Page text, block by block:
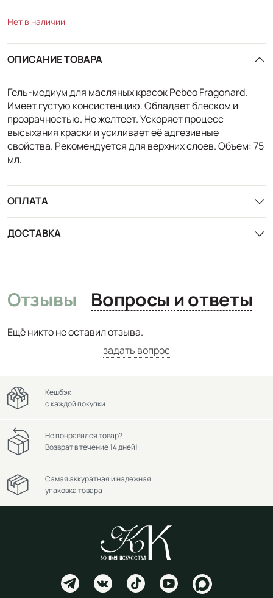
Нет в наличии
ОПИСАНИЕ ТОВАРА
Гель-медиум для масляных красок Pebeo Fragonard.
Имеет густую консистенцию. Обладает блеском и
прозрачностью. Не желтеет. Ускоряет процесс
высыхания краски и усиливает её адгезивные
свойства. Рекомендуется для верхних слоев. Объем: 75
мл.
ОПЛАТА
ДОСТАВКА
Отзывы Вопросы и ответы
Ещё никто не оставил отзыва.
задать вопрос
Кешбэк
с каждой покупки
Не понравился товар?
Возврат в течение 14 дней!
Самая аккуратная и надежная
упаковка товара